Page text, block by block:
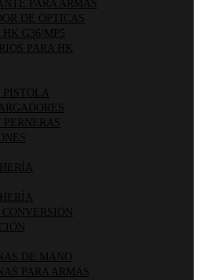
PARA ARMAS
DE ÓPTICAS
HK G36/MP5
PARA HK
PISTOLA
PERNERAS
DE MANO
PARA ARMAS